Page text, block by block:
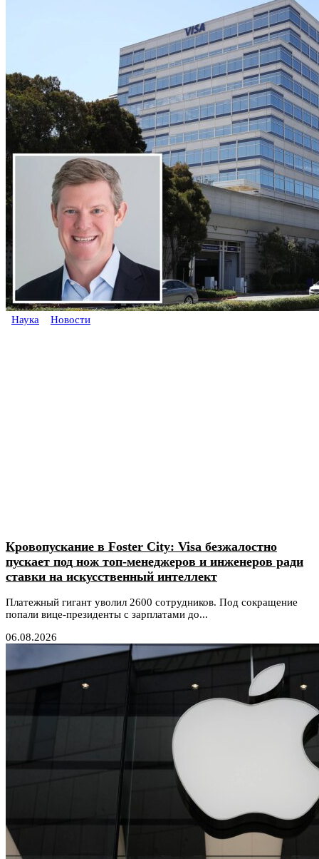
Наука Новости
Кровопускание в Foster City: Visa безжалостно
пускает под нож топ-менеджеров и инженеров ради
ставки на искусственный интеллект
Платежный гигант уволил 2600 сотрудников. Под сокращение
попали вице-президенты с зарплатами до...
06.08.2026